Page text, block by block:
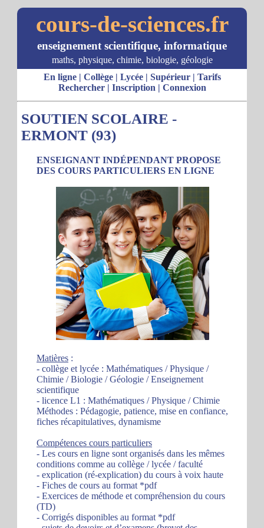
cours-de-sciences.fr
enseignement scientifique, informatique
maths, physique, chimie, biologie, géologie
En ligne| Collège| Lycée| Supérieur| Tarifs
Rechercher| Inscription | Connexion
SOUTIEN SCOLAIRE -
ERMONT (93)
ENSEIGNANT INDÉPENDANT PROPOSE
DES COURS PARTICULIERS EN LIGNE
Matières :
- collège et lycée : Mathématiques / Physique /
Chimie / Biologie / Géologie / Enseignement
scientifique
- licence L1 : Mathématiques / Physique / Chimie
Méthodes : Pédagogie, patience, mise en confiance,
fiches récapitulatives, dynamisme
Compétences cours particuliers
- Les cours en ligne sont organisés dans les mêmes
conditions comme au collège / lycée / faculté
- explication (ré-explication) du cours à voix haute
- Fiches de cours au format *pdf
- Exercices de méthode et compréhension du cours
(TD)
- Corrigés disponibles au format *pdf